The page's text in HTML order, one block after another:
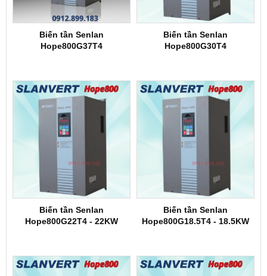
Biến tần Senlan
Hope800G37T4
Biến tần Senlan
Hope800G30T4
Biến tần Senlan
Hope800G22T4 - 22KW
Biến tần Senlan
Hope800G18.5T4 - 18.5KW